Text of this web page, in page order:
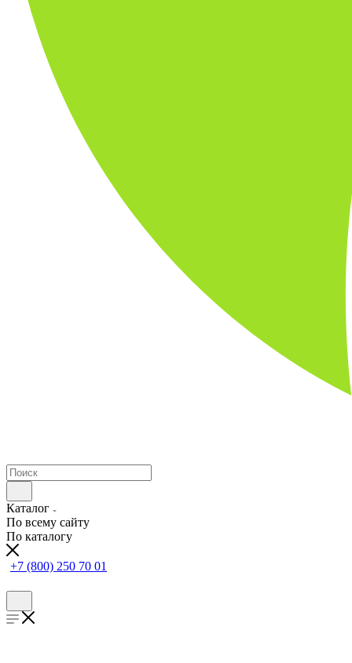
Каталог
По всему сайту
По каталогу
+7 (800) 250 70 01